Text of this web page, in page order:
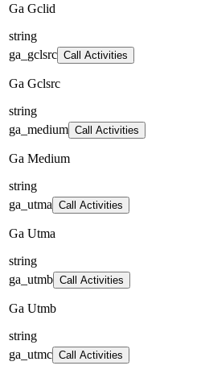
Ga Gclid
string
ga_gclsrc Call Activities
Ga Gclsrc
string
ga_medium Call Activities
Ga Medium
string
ga_utma Call Activities
Ga Utma
string
ga_utmb Call Activities
Ga Utmb
string
ga_utmc Call Activities